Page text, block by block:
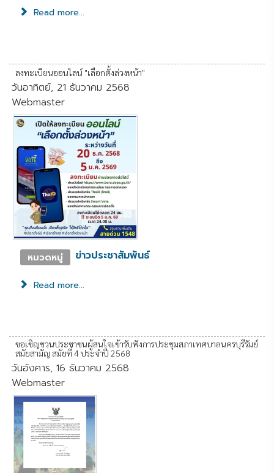
Read more...
ลงทะเบียนออนไลน์ "เลือกตั้งล่วงหน้า"
วันอาทิตย์, 21 ธันวาคม 2568
Webmaster
หมวดหมู่ ข่าวประชาสัมพันธ์
Read more...
ขอเชิญชวนประชาชนผู้สนใจเข้ารับฟังการประชุมสภาเทศบาลนครบุรีรัมย์
สมัยสามัญ สมัยที่ 4 ประจำปี 2568
วันอังคาร, 16 ธันวาคม 2568
Webmaster